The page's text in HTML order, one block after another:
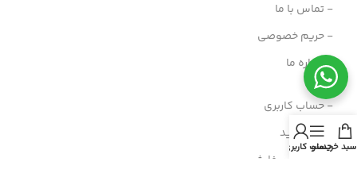
- تماس با ما
- حریم خصوصی
- درباره ما
- حساب کاربری
- سبد خرید
- پیگیری سفارش
سبد خریدمنو
حساب کاربری من